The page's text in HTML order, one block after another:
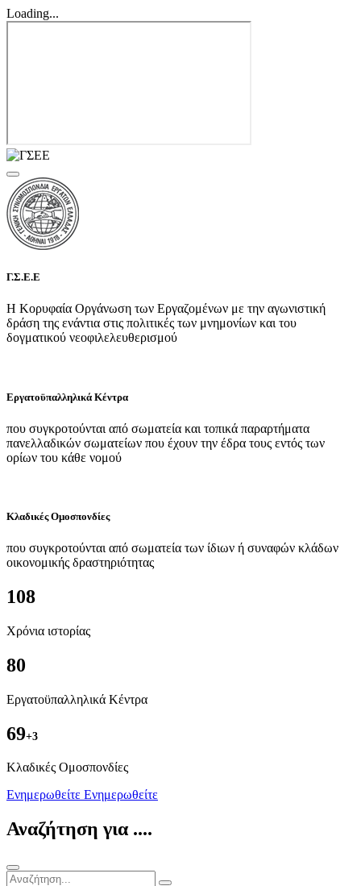
Loading...
Γ.Σ.Ε.Ε
Η Κορυφαία Οργάνωση των Εργαζομένων με την αγωνιστική
δράση της ενάντια στις πολιτικές των μνημονίων και του
δογματικού νεοφιλελευθερισμού
Εργατοϋπαλληλικά Κέντρα
που συγκροτούνται από σωματεία και τοπικά παραρτήματα
πανελλαδικών σωματείων που έχουν την έδρα τους εντός των
ορίων του κάθε νομού
Κλαδικές Ομοσπονδίες
που συγκροτούνται από σωματεία των ίδιων ή συναφών κλάδων
οικονομικής δραστηριότητας
108
Χρόνια ιστορίας
80
Εργατοϋπαλληλικά Κέντρα
69+3
Kλαδικές Ομοσπονδίες
Ενημερωθείτε Ενημερωθείτε
Αναζήτηση για ....